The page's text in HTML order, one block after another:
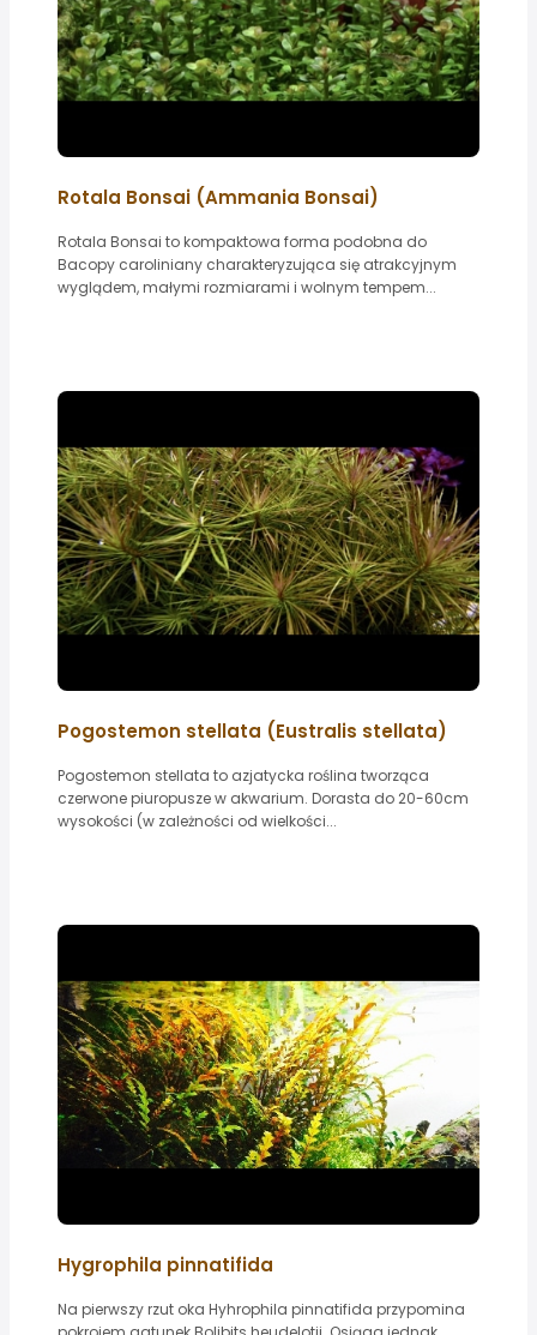
Rotala Bonsai (Ammania Bonsai)
Rotala Bonsai to kompaktowa forma podobna do
Bacopy caroliniany charakteryzująca się atrakcyjnym
wyglądem, małymi rozmiarami i wolnym tempem...
Pogostemon stellata (Eustralis stellata)
Pogostemon stellata to azjatycka roślina tworząca
czerwone piuropusze w akwarium. Dorasta do 20-60cm
wysokości (w zależności od wielkości...
Hygrophila pinnatifida
Na pierwszy rzut oka Hyhrophila pinnatifida przypomina